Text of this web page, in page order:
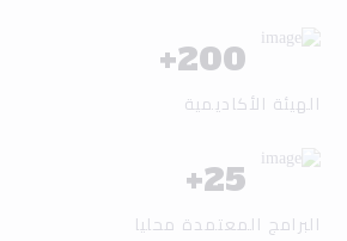
200
+
الهيئة الأكاديمية
25
+
البرامج المعتمدة محليا